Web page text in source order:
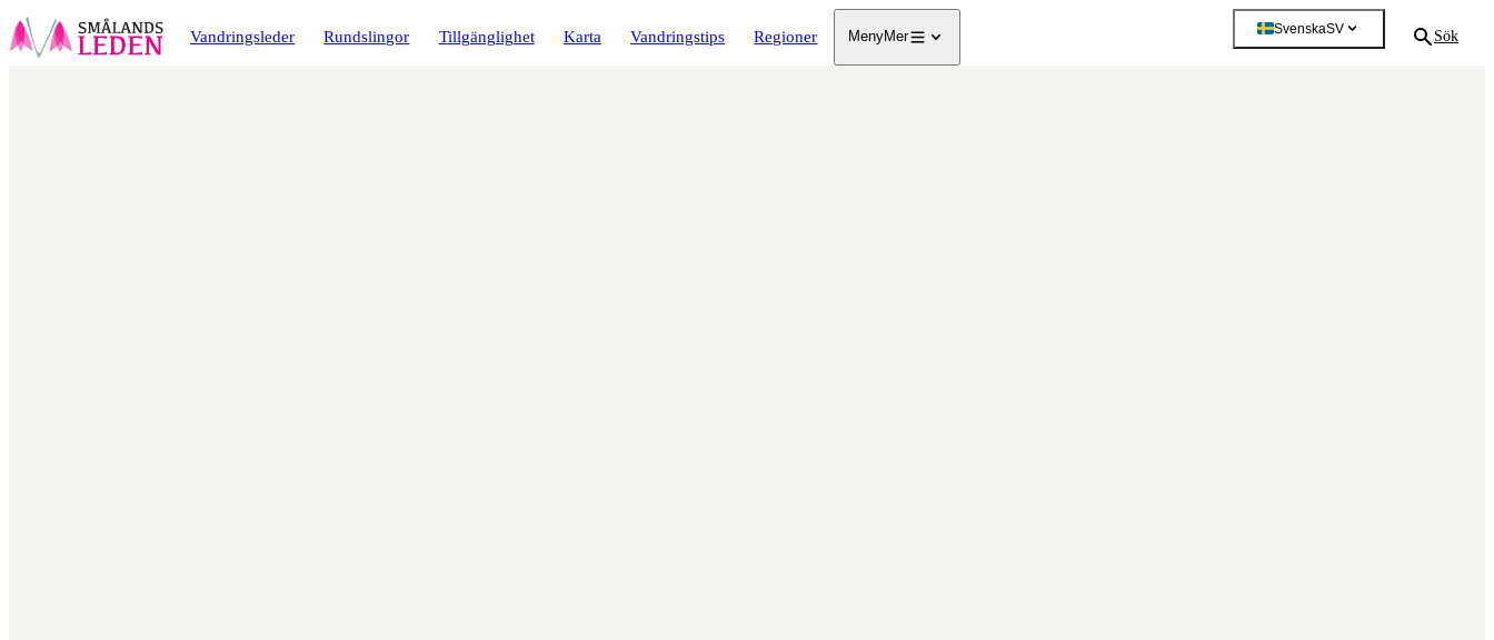
Vandringsleder Rundslingor Tillgänglighet Karta Vandringstips Regioner MenyMer
SvenskaSV Sök